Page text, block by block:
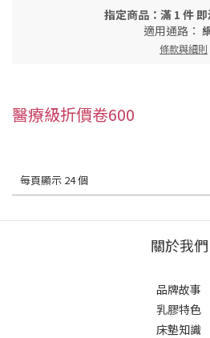
指定商品：滿 1 件
適用通路：
條款與細則
醫療級折價卷600
每頁顯示 24 個
關於我們
品牌故事
乳膠特色
床墊知識